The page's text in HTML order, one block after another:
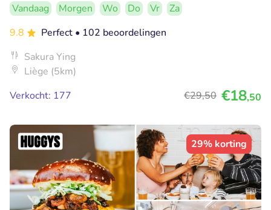
Vandaag Morgen Wo Do Vr
Za
9.8
Perfect • 102 beoordelingen
Sakura Ying
Liège (5km)
Verkocht: 177
€29,50 €18,50
29% korting